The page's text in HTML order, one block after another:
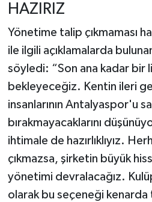
HAZIRIZ
Yönetime talip çıkmaması
ile ilgili açıklamalarda
söyledi: “Son ana kadar bir
bekleyeceğiz. Kentin ileri
insanlarının Antalyaspor'u
bırakmayacaklarını
ihtimale de hazırlıklıyız.
çıkmazsa, şirketin büyük
yönetimi devralacağız.
olarak bu seçeneği